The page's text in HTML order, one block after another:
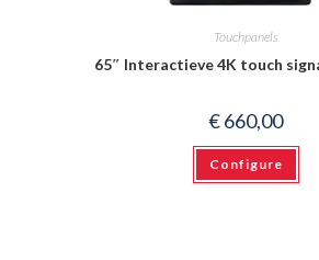
Touchpanels
65″ Interactieve 4K touch
€660,00
Configure